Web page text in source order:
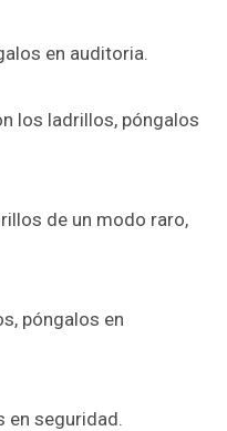
en auditoria.
los ladrillos, póngalos
de un modo raro,
póngalos en
en seguridad.